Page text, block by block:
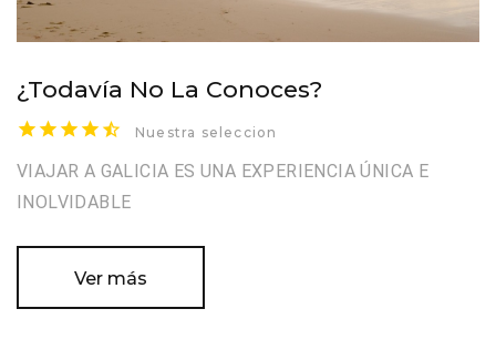
¿Todavía No La Conoces?
Nuestra seleccion
VIAJAR A GALICIA ES UNA EXPERIENCIA ÚNICA E
INOLVIDABLE
Ver más